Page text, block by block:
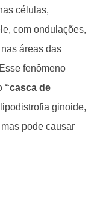
células,
com ondulações,
áreas das
fenômeno
“casca de
ginoide,
pode causar